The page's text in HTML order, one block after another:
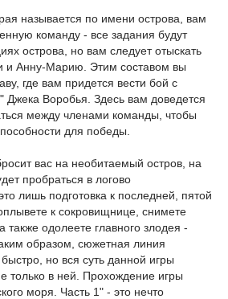
называется по имени острова, вам
команду - все задания будут
острова, но вам следует отыскать
и Анну-Марию. Этим составом вы
где вам придется вести бой с
Воробья. Здесь вам доведется
между членами команды, чтобы
для победы.
вас на необитаемый остров, на
пробраться в логово
лишь подготовка к последней, пятой
к сокровищнице, снимете
также одолеете главного злодея -
образом, сюжетная линия
но вся суть данной игры
только в ней. Прохождение игры
моря. Часть 1" - это нечто